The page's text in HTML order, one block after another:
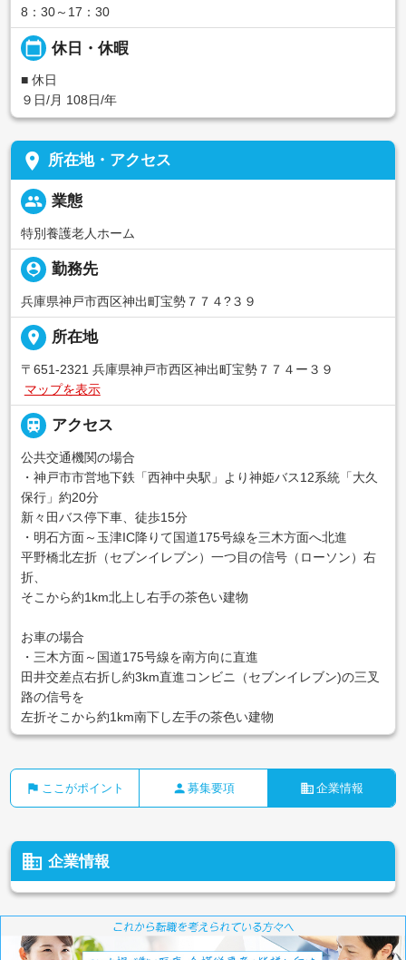
8：30～17：30
calendar_today 休日・休暇
■ 休日
９日/月 108日/年
place 所在地・アクセス
people 業態
特別養護老人ホーム
person_pin 勤務先
兵庫県神戸市西区神出町宝勢７７４?３９
place 所在地
〒651-2321 兵庫県神戸市西区神出町宝勢７７４ー３９
マップを表示
 アクセス
公共交通機関の場合
・神戸市市営地下鉄「西神中央駅」より神姫バス12系統「大久
保行」約20分
新々田バス停下車、徒歩15分
・明石方面～玉津IC降りて国道175号線を三木方面へ北進
平野橋北左折（セブンイレブン）一つ目の信号（ローソン）右
折、
そこから約1km北上し右手の茶色い建物
お車の場合
・三木方面～国道175号線を南方向に直進
田井交差点右折し約3km直進コンビニ（セブンイレブン)の三叉
路の信号を
左折そこから約1km南下し左手の茶色い建物
flag ここがポイント person 募集要項 business 企業情報
business 企業情報